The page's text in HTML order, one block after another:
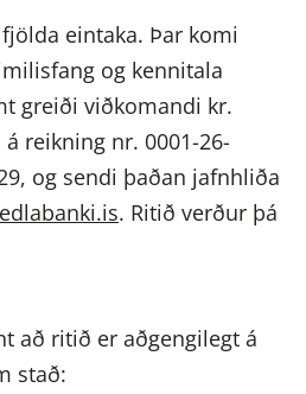
eintaka. Þar komi
og kennitala
greiði viðkomandi kr.
reikning nr. 0001-26-
og sendi þaðan jafnhliða
. Ritið verður þá
að ritið er aðgengilegt á
stað: